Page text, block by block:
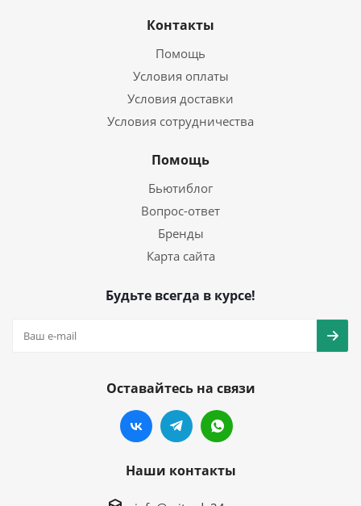
Контакты
Помощь
Условия оплаты
Условия доставки
Условия сотрудничества
Помощь
Бьютиблог
Вопрос-ответ
Бренды
Карта сайта
Будьте всегда в курсе!
Оставайтесь на связи
Наши контакты